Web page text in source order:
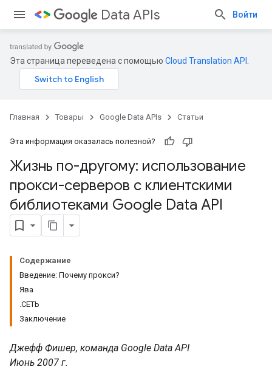
Data APIs Войти
Эта страница переведена с помощью Cloud Translation API
Главная Товары Google Data APIs Статьи
Эта информация оказалась полезной?
Жизнь по-другому: использование
прокси-серверов с клиентскими
библиотеками Google Data API
Содержание
Введение: Почему прокси?
Ява
.СЕТЬ
Заключение
Джефф Фишер, команда Google Data API
Июнь 2007 г.